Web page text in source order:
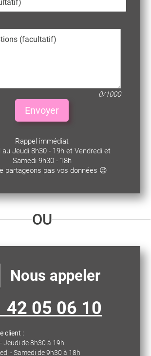
0/1000
Envoyer
Rappel immédiat
au Jeudi 8h30 - 19h et Vendredi et
Samedi 9h30 - 18h
partageons pas vos données 😉
OU
Nous appeler
42 05 06 10
client :
Jeudi de 8h30 à 19h
- Samedi de 9h30 à 18h